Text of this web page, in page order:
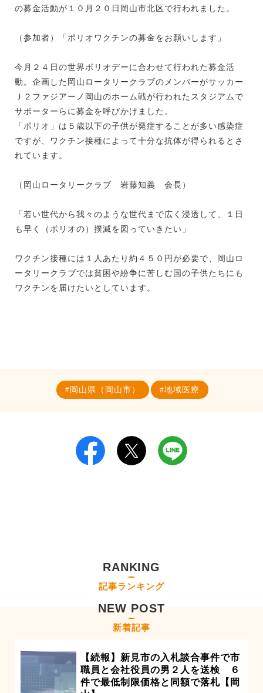
の募金活動が１０月２０日岡山市北区で行われました。
（参加者）「ポリオワクチンの募金をお願いします」
今月２４日の世界ポリオデーに合わせて行われた募金活
動。企画した岡山ロータリークラブのメンバーがサッカー
Ｊ２ファジアーノ岡山のホーム戦が行われたスタジアムで
サポーターらに募金を呼びかけました。
「ポリオ」は５歳以下の子供が発症することが多い感染症
ですが、ワクチン接種によって十分な抗体が得られるとさ
れています。
（岡山ロータリークラブ 岩藤知義 会長）
「若い世代から我々のような世代まで広く浸透して、１日
も早く（ポリオの）撲滅を図っていきたい」
ワクチン接種には１人あたり約４５０円が必要で、岡山ロ
ータリークラブでは貧困や紛争に苦しむ国の子供たちにも
ワクチンを届けたいとしています。
岡山県（岡山市） 地域医療
RANKING
記事ランキング
NEW POST
新着記事
【続報】新見市の入札談合事件で市
職員と会社役員の男２人を送検 ６
件で最低制限価格と同額で落札【岡